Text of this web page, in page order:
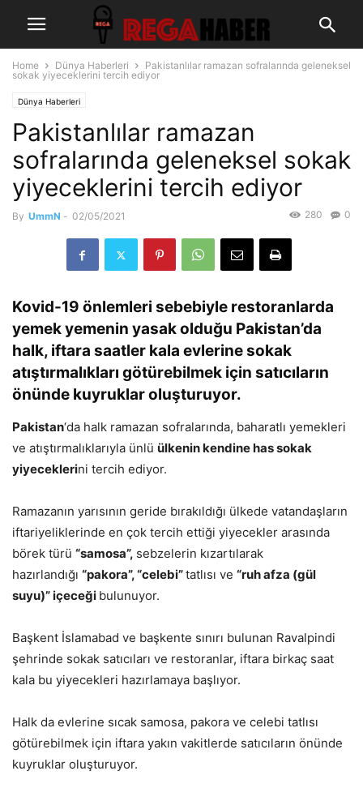
Home Dünya Haberleri
Pakistanlılar ramazan sofralarında geleneksel
sokak yiyeceklerini tercih ediyor
Dünya Haberleri
Pakistanlılar ramazan
sofralarında geleneksel sokak
yiyeceklerini tercih ediyor
By UmmN - 02/05/2021 0
280
Kovid-19 önlemleri sebebiyle restoranlarda
yemek yemenin yasak olduğu Pakistan’da
halk, iftara saatler kala evlerine sokak
atıştırmalıkları götürebilmek için satıcıların
önünde kuyruklar oluşturuyor.
Pakistan‘da halk ramazan sofralarında, baharatlı yemekleri
ve atıştırmalıklarıyla ünlü ülkenin kendine has sokak
yiyeceklerini tercih ediyor.
Ramazanın yarısının geride bırakıldığı ülkede vatandaşların
iftariyeliklerinde en çok tercih ettiği yiyecekler arasında
börek türü “samosa”, sebzelerin kızartılarak
hazırlandığı “pakora”, “celebi”tatlısı ve “ruh afza (gül
suyu)” içeceği bulunuyor.
Başkent İslamabad ve başkente sınırı bulunan Ravalpindi
şehrinde sokak satıcıları ve restoranlar, iftara birkaç saat
kala bu yiyecekleri hazırlamaya başlıyor.
Halk da evlerine sıcak samosa, pakora ve celebi tatlısı
götürebilmek için iftara yakın vakitlerde satıcıların önünde
kuyruklar oluşturuyor.